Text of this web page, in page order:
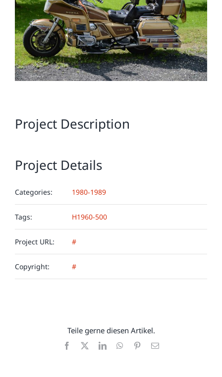
Project Description
Project Details
Categories: 1980-1989
Tags: H1960-500
Project URL: #
Copyright: #
Teile gerne diesen Artikel.
Facebook LinkedInWhatsApp
Pinterest
E-